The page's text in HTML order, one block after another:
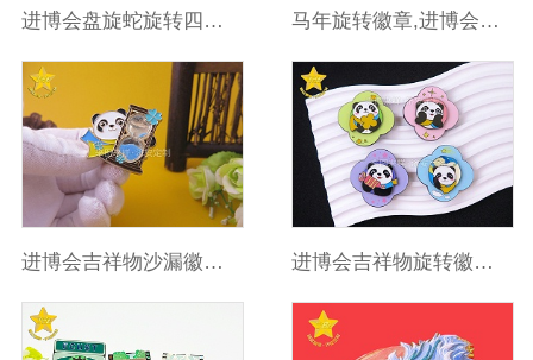
进博会盘旋蛇旋转四叶草徽章 马年旋转徽章,进博会潮玩文创礼品
进博会吉祥物沙漏徽章,周年纪念章 进博会吉祥物旋转徽章,潮玩徽章